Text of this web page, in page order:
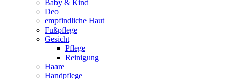
Baby & Kind
Deo
empfindliche Haut
Fußpflege
Gesicht
Pflege
Reinigung
Haare
Handpflege